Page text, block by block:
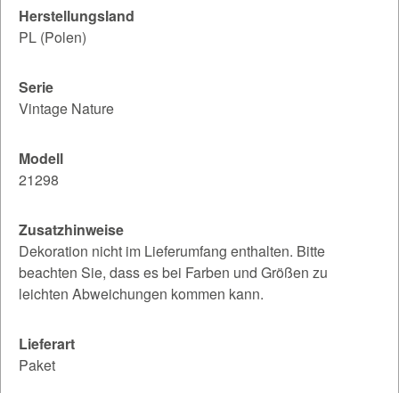
Herstellungsland
PL (Polen)
Serie
Vintage Nature
Modell
21298
Zusatzhinweise
Dekoration nicht im Lieferumfang enthalten. Bitte
beachten Sie, dass es bei Farben und Größen zu
leichten Abweichungen kommen kann.
Lieferart
Paket